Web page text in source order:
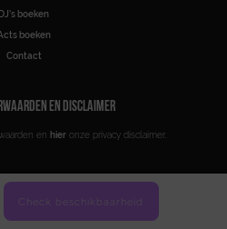
Check beschikbaarheid
DJ’s boeken
boeken
Contact
EN DISCLAIMER
en hier onze privacy disclaimer.